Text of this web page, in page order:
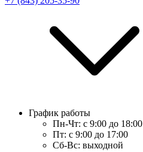
График работы
Пн-Чт: с 9:00 до 18:00
Пт: с 9:00 до 17:00
Сб-Вс: выходной